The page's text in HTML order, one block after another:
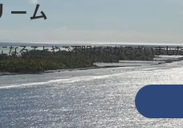
ーム
なることやご不明な点がございまし